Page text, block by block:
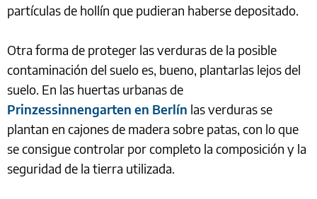
partículas de hollín que pudieran haberse depositado.
Otra forma de proteger las verduras de la posible
contaminación del suelo es, bueno, plantarlas lejos del
suelo. En las huertas urbanas de
Prinzessinnengarten en Berlín las verduras se
plantan en cajones de madera sobre patas, con lo que
se consigue controlar por completo la composición y la
seguridad de la tierra utilizada.